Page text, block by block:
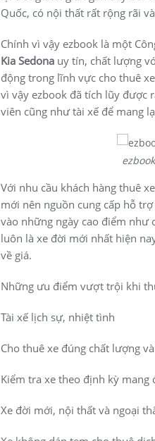
Quốc, có nội thất rất rộng rãi
Chính vì vậy ezbook là một
Kia Sedona uy tín, chất lượng
động trong lĩnh vực cho thuê
vì vậy ezbook đã tích lũy được
viên cũng như tài xế để mang
Với nhu cầu khách hàng thuê
mới nên nguồn cung cấp hỗ
vào những ngày cao điểm như
luôn là xe đời mới nhất hiện
về giá.
Những ưu điểm vượt trội khi
Tài xế lịch sự, nhiệt tình
Cho thuê xe đúng chất lượng
Kiểm tra xe theo định kỳ mang
Xe đời mới, nội thất và ngoại